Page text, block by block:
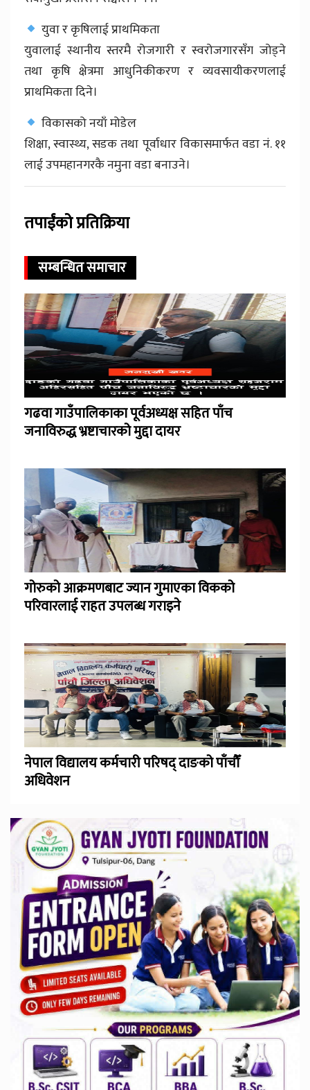
युवा र कृषिलाई प्राथमिकता
युवालाई स्थानीय स्तरमै रोजगारी र स्वरोजगारसँग जोड्ने
तथा कृषि क्षेत्रमा आधुनिकीकरण र व्यवसायीकरणलाई
प्राथमिकता दिने।
विकासको नयाँ मोडेल
शिक्षा, स्वास्थ्य, सडक तथा पूर्वाधार विकासमार्फत वडा नं. ११
लाई उपमहानगरकै नमुना वडा बनाउने।
तपाईंको प्रतिक्रिया
सम्बन्धित समाचार
गढवा गाउँपालिकाका पूर्वअध्यक्ष सहित पाँच
जनाविरुद्ध भ्रष्टाचारको मुद्दा दायर
गोरुको आक्रमणबाट ज्यान गुमाएका विकको
परिवारलाई राहत उपलब्ध गराइने
नेपाल विद्यालय कर्मचारी परिषद् दाङको पाँचौँ
अधिवेशन